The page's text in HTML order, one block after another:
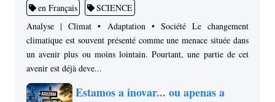
en Français
SCIENCE
Analyse | Climat • Adaptation • Société Le changement
climatique est souvent présenté comme une menace située dans
un avenir plus ou moins lointain. Pourtant, une partie de cet
avenir est déjà deve...
Estamos a inovar... ou apenas a